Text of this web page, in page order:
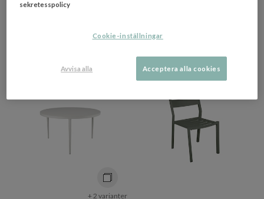
Leveranstid ej tillgänglig
+ 2 varianter
sekretesspolicy
Cookie-inställningar
Avvisa alla Acceptera alla cookies